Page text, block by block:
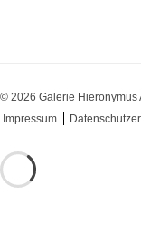
© 2026 Galerie Hieronymus
Impressum